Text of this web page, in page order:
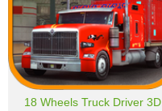
18 Wheels Truck Driver 3D